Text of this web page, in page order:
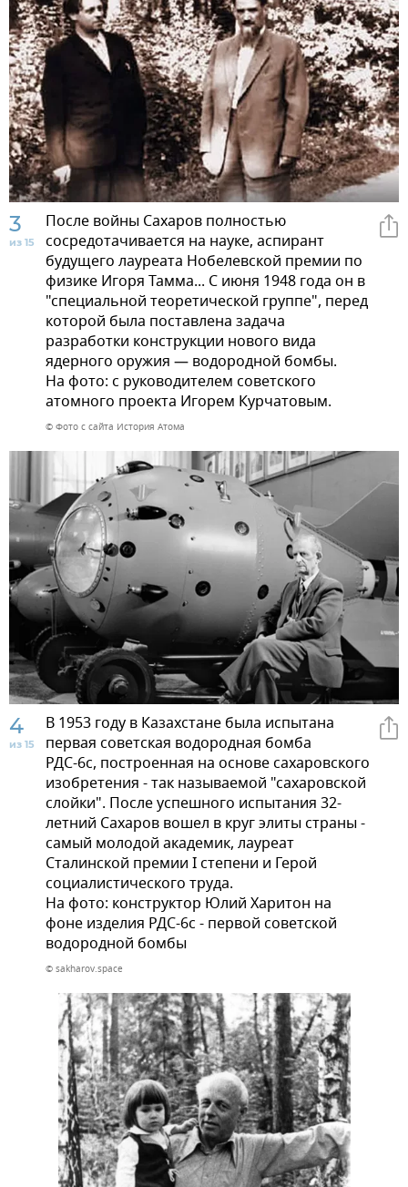
3
из 15
После войны Сахаров полностью
сосредотачивается на науке, аспирант
будущего лауреата Нобелевской премии по
физике Игоря Тамма... С июня 1948 года он в
"специальной теоретической группе", перед
которой была поставлена задача
разработки конструкции нового вида
ядерного оружия — водородной бомбы.
На фото: с руководителем советского
атомного проекта Игорем Курчатовым.
© Фото с сайта История Атома
4
из 15
В 1953 году в Казахстане была испытана
первая советская водородная бомба
РДС-6с, построенная на основе сахаровского
изобретения - так называемой "сахаровской
слойки". После успешного испытания 32-
летний Сахаров вошел в круг элиты страны -
самый молодой академик, лауреат
Сталинской премии I степени и Герой
социалистического труда.
На фото: конструктор Юлий Харитон на
фоне изделия РДС-6с - первой советской
водородной бомбы
© sakharov.space